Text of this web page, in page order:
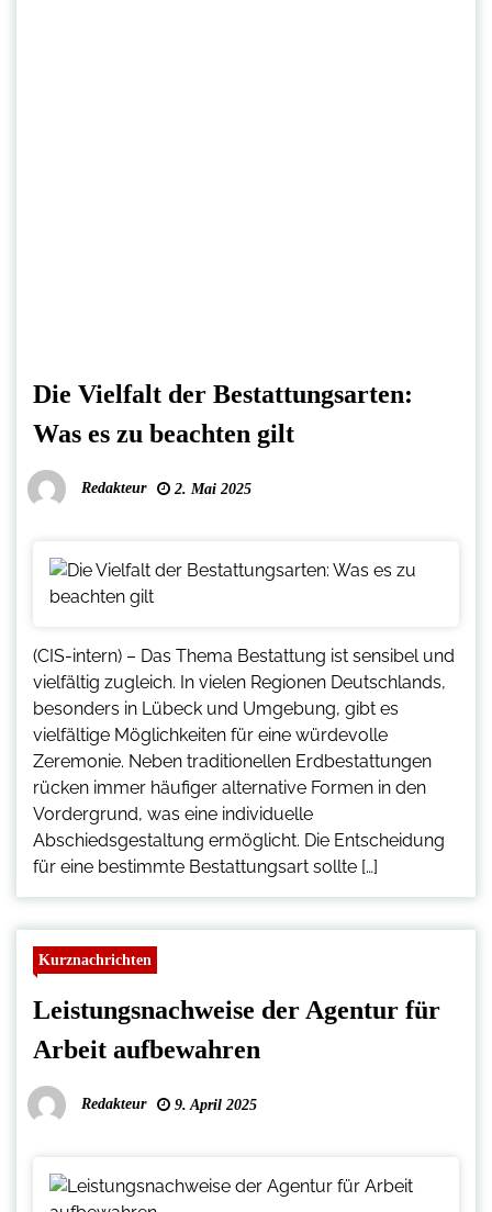
Die Vielfalt der Bestattungsarten:
Was es zu beachten gilt
Redakteur 2. Mai 2025
(CIS-intern) – Das Thema Bestattung ist sensibel und
vielfältig zugleich. In vielen Regionen Deutschlands,
besonders in Lübeck und Umgebung, gibt es
vielfältige Möglichkeiten für eine würdevolle
Zeremonie. Neben traditionellen Erdbestattungen
rücken immer häufiger alternative Formen in den
Vordergrund, was eine individuelle
Abschiedsgestaltung ermöglicht. Die Entscheidung
für eine bestimmte Bestattungsart sollte […]
Kurznachrichten
Leistungsnachweise der Agentur für
Arbeit aufbewahren
Redakteur 9. April 2025